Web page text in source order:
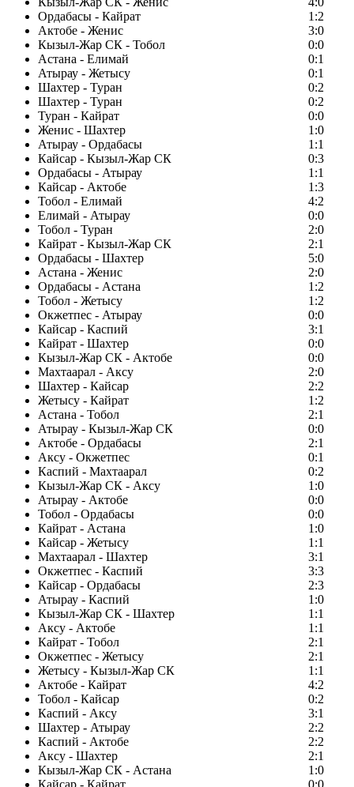
Ордабасы - Кайрат
1:2
Актобе - Женис
3:0
Кызыл-Жар СК - Тобол
0:0
Астана - Елимай
0:1
Атырау - Жетысу
0:1
Шахтер - Туран
0:2
Шахтер - Туран
0:2
Туран - Кайрат
0:0
Женис - Шахтер
1:0
Атырау - Ордабасы
1:1
Кайсар - Кызыл-Жар СК
0:3
Ордабасы - Атырау
1:1
Кайсар - Актобе
1:3
Тобол - Елимай
4:2
Елимай - Атырау
0:0
Тобол - Туран
2:0
Кайрат - Кызыл-Жар СК
2:1
Ордабасы - Шахтер
5:0
Астана - Женис
2:0
Ордабасы - Астана
1:2
Тобол - Жетысу
1:2
Окжетпес - Атырау
0:0
Кайсар - Каспий
3:1
Кайрат - Шахтер
0:0
Кызыл-Жар СК - Актобе
0:0
Махтаарал - Аксу
2:0
Шахтер - Кайсар
2:2
Жетысу - Кайрат
1:2
Астана - Тобол
2:1
Атырау - Кызыл-Жар СК
0:0
Актобе - Ордабасы
2:1
Аксу - Окжетпес
0:1
Каспий - Махтаарал
0:2
Кызыл-Жар СК - Аксу
1:0
Атырау - Актобе
0:0
Тобол - Ордабасы
0:0
Кайрат - Астана
1:0
Кайсар - Жетысу
1:1
Махтаарал - Шахтер
3:1
Окжетпес - Каспий
3:3
Кайсар - Ордабасы
2:3
Атырау - Каспий
1:0
Кызыл-Жар СК - Шахтер
1:1
Аксу - Актобе
1:1
Кайрат - Тобол
2:1
Окжетпес - Жетысу
2:1
Жетысу - Кызыл-Жар СК
1:1
Актобе - Кайрат
4:2
Тобол - Кайсар
0:2
Каспий - Аксу
3:1
Шахтер - Атырау
2:2
Каспий - Актобе
2:2
Аксу - Шахтер
2:1
Кызыл-Жар СК - Астана
1:0